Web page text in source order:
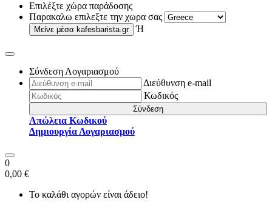
Επιλέξτε χώρα παράδοσης
Παρακαλω επιλεξτε την χωρα σας
Μείνε μέσα kafesbarista.gr Ή
Σύνδεση Λογαριασμού
Διεύθυνση e-mail
Κωδικός
Σύνδεση
Απώλεια Κωδικού
Δημιουργία Λογαριασμού
0
0,00 €
Το καλάθι αγορών είναι άδειο!